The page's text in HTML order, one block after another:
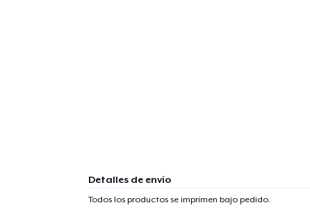
Detalles de envío
Todos los productos se imprimen bajo pedido.